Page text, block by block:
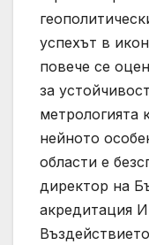
успехът в
повече се
за
метрологията
нейното
области е
директор на
акредитация